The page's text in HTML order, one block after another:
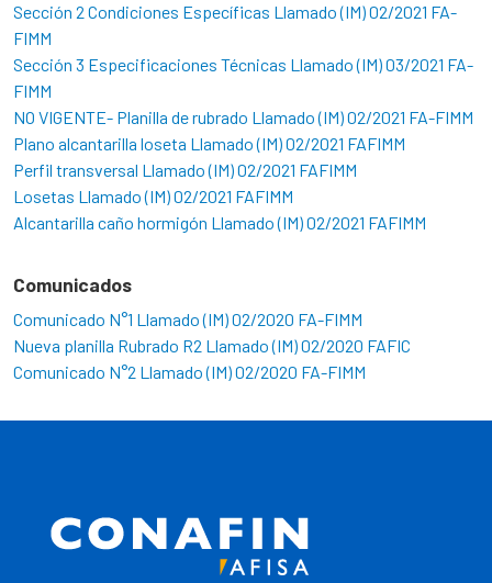
Sección 2 Condiciones Específicas Llamado (IM) 02/2021 FA-
FIMM
Sección 3 Especificaciones Técnicas Llamado (IM) 03/2021 FA-
FIMM
NO VIGENTE- Planilla de rubrado Llamado (IM) 02/2021 FA-FIMM
Plano alcantarilla loseta Llamado (IM) 02/2021 FAFIMM
Perfil transversal Llamado (IM) 02/2021 FAFIMM
Losetas Llamado (IM) 02/2021 FAFIMM
Alcantarilla caño hormigón Llamado (IM) 02/2021 FAFIMM
Comunicados
Comunicado N°1 Llamado (IM) 02/2020 FA-FIMM
Nueva planilla Rubrado R2 Llamado (IM) 02/2020 FAFIC
Comunicado N°2 Llamado (IM) 02/2020 FA-FIMM